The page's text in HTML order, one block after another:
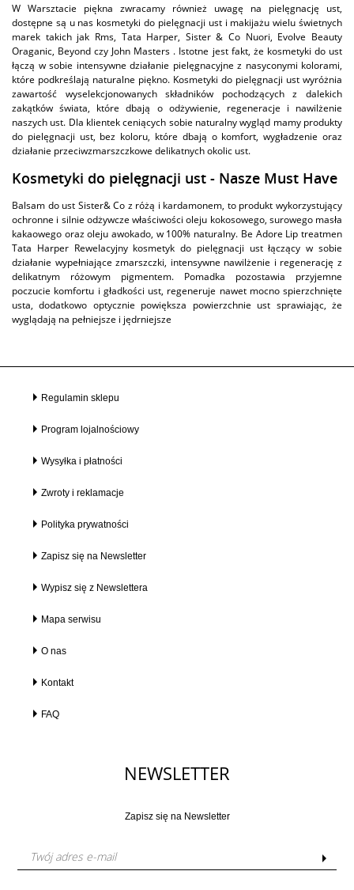
W Warsztacie piękna zwracamy również uwagę na pielęgnację ust,
dostępne są u nas kosmetyki do pielęgnacji ust i makijażu wielu świetnych
marek takich jak Rms, Tata Harper, Sister & Co Nuori, Evolve Beauty
Oraganic, Beyond czy John Masters . Istotne jest fakt, że kosmetyki do ust
łączą w sobie intensywne działanie pielęgnacyjne z nasyconymi kolorami,
które podkreślają naturalne piękno. Kosmetyki do pielęgnacji ust wyróżnia
zawartość wyselekcjonowanych składników pochodzących z dalekich
zakątków świata, które dbają o odżywienie, regeneracje i nawilżenie
naszych ust. Dla klientek ceniących sobie naturalny wygląd mamy produkty
do pielęgnacji ust, bez koloru, które dbają o komfort, wygładzenie oraz
działanie przeciwzmarszczkowe delikatnych okolic ust.
Kosmetyki do pielęgnacji ust - Nasze Must Have
Balsam do ust Sister& Co z różą i kardamonem, to produkt wykorzystujący
ochronne i silnie odżywcze właściwości oleju kokosowego, surowego masła
kakaowego oraz oleju awokado, w 100% naturalny. Be Adore Lip treatmen
Tata Harper Rewelacyjny kosmetyk do pielęgnacji ust łączący w sobie
działanie wypełniające zmarszczki, intensywne nawilżenie i regenerację z
delikatnym różowym pigmentem. Pomadka pozostawia przyjemne
poczucie komfortu i gładkości ust, regeneruje nawet mocno spierzchnięte
usta, dodatkowo optycznie powiększa powierzchnie ust sprawiając, że
wyglądają na pełniejsze i jędrniejsze
Regulamin sklepu
Program lojalnościowy
Wysyłka i płatności
Zwroty i reklamacje
Polityka prywatności
Zapisz się na Newsletter
Wypisz się z Newslettera
Mapa serwisu
O nas
Kontakt
FAQ
NEWSLETTER
Zapisz się na Newsletter